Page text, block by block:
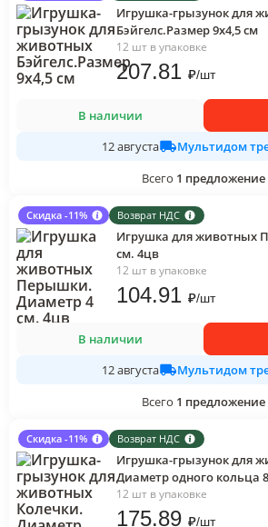
Игрушка-грызунок для
Бэйгелс.Размер 9х4,5 см
12 шт в упаковке
207.81 ₽/шт
В наличии
12 августа
Мультидом
Всего 1 предложение
Скидка -11% Возврат НДС
Игрушка для животных
см. 4цв
12 шт в упаковке
104.91 ₽/шт
В наличии
12 августа
Мультидом
Всего 1 предложение
Скидка -11% Возврат НДС
Игрушка-грызунок для
Диаметр одного кольца
12 шт в упаковке
175.89 ₽/шт